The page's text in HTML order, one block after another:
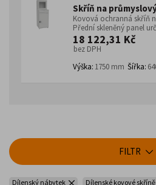
Skříň na
Kovová ochranná skříň
Přední skleněný panel
18 122,31 Kč
bez DPH
Výška: 1750 mm Šířka:
FILTR
Dílenský nábytek
Dílenské kovové skříně